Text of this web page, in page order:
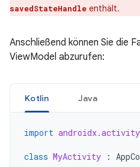
savedStateHandle enthält.
Anschließend können Sie die
ViewModel abzurufen:
Kotlin Java
import
class MyActivity :